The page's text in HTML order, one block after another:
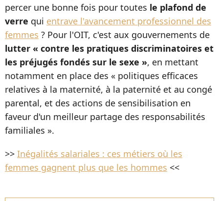
percer une bonne fois pour toutes le plafond de
verre qui entrave l'avancement professionnel des
femmes ? Pour l'OIT, c'est aux gouvernements de
lutter « contre les pratiques discriminatoires et
les préjugés fondés sur le sexe », en mettant
notamment en place des « politiques efficaces
relatives à la maternité, à la paternité et au congé
parental, et des actions de sensibilisation en
faveur d'un meilleur partage des responsabilités
familiales ».
>> Inégalités salariales : ces métiers où les
femmes gagnent plus que les hommes <<